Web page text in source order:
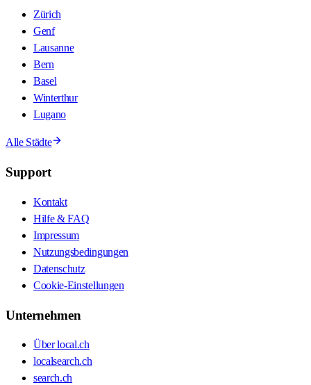
Zürich
Genf
Lausanne
Bern
Basel
Winterthur
Lugano
Alle Städte
Support
Kontakt
Hilfe & FAQ
Impressum
Nutzungsbedingungen
Datenschutz
Cookie-Einstellungen
Unternehmen
Über local.ch
localsearch.ch
search.ch